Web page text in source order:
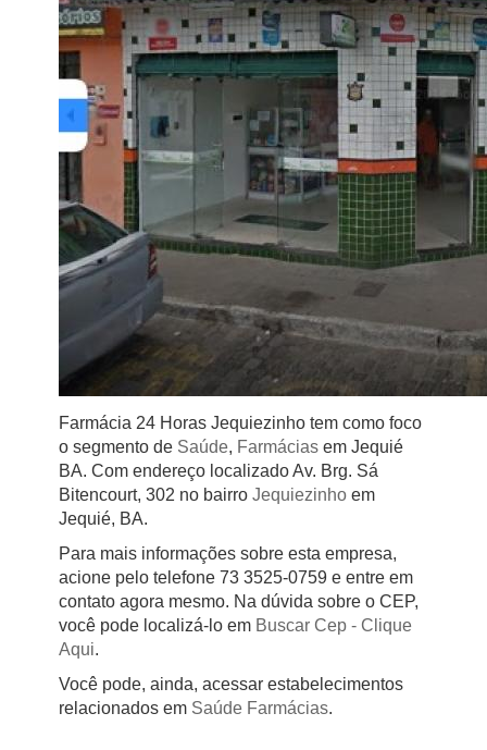
Farmácia 24 Horas Jequiezinho tem como foco
o segmento de Saúde, Farmáciasem Jequié
BA. Com endereço localizado Av. Brg. Sá
Bitencourt, 302 no bairro Jequiezinho em
Jequié, BA.
Para mais informações sobre esta empresa,
acione pelo telefone 73 3525-0759 e entre em
contato agora mesmo. Na dúvida sobre o CEP,
você pode localizá-lo em Buscar Cep - Clique
Aqui.
Você pode, ainda, acessar estabelecimentos
relacionados em Saúde Farmácias.